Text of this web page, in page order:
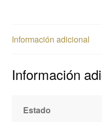
Información adicional
Información
Estado